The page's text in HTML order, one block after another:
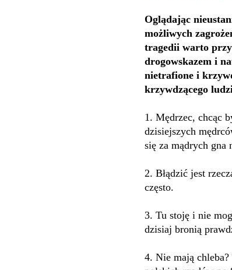
Oglądając
możliwych
tragedii warto
drogowskazem i
nietrafione i
krzywdzącego
1. Mędrzec, chcąc
dzisiejszych
się za mądrych gna
2. Błądzić jest
często.
3. Tu stoję i nie
dzisiaj bronią
4. Nie mają